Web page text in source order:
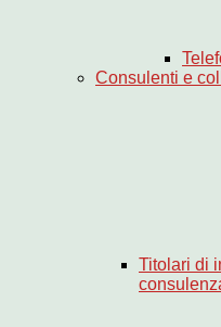
Consulenti e
Titolari di